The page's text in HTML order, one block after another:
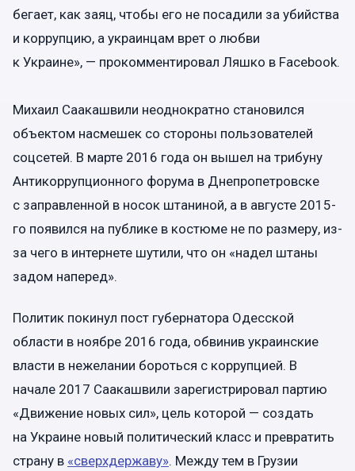
бегает, как заяц, чтобы его не посадили за убийства
и коррупцию, а украинцам врет о любви
к Украине», — прокомментировал Ляшко в Facebook.
Михаил Саакашвили неоднократно становился
объектом насмешек со стороны пользователей
соцсетей. В марте 2016 года он вышел на трибуну
Антикоррупционного форума в Днепропетровске
с заправленной в носок штаниной, а в августе 2015-
го появился на публике в костюме не по размеру, из-
за чего в интернете шутили, что он «надел штаны
задом наперед».
Политик покинул пост губернатора Одесской
области в ноябре 2016 года, обвинив украинские
власти в нежелании бороться с коррупцией. В
начале 2017 Саакашвили зарегистрировал партию
«Движение новых сил», цель которой — создать
на Украине новый политический класс и превратить
страну в «сверхдержаву». Между тем в Грузии